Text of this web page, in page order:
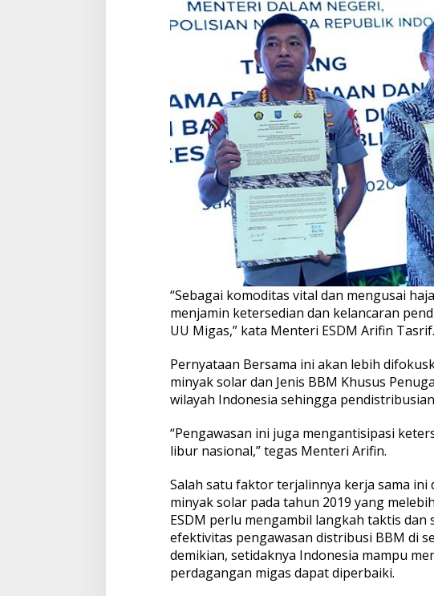
“Sebagai komoditas vital dan mengusai
menjamin ketersedian dan kelancaran
UU Migas,” kata Menteri ESDM Arifin Tasrif.
Pernyataan Bersama ini akan lebih
minyak solar dan Jenis BBM Khusus
wilayah Indonesia sehingga
“Pengawasan ini juga mengantisipasi
libur nasional,” tegas Menteri Arifin.
Salah satu faktor terjalinnya kerja sama
minyak solar pada tahun 2019 yang
ESDM perlu mengambil langkah taktis
efektivitas pengawasan distribusi BBM di
demikian, setidaknya Indonesia mampu
perdagangan migas dapat diperbaiki.